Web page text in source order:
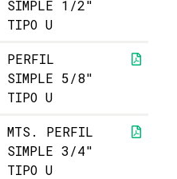
SIMPLE 1/2"
TIPO U
PERFIL
SIMPLE 5/8"
TIPO U
MTS. PERFIL
SIMPLE 3/4"
TIPO U